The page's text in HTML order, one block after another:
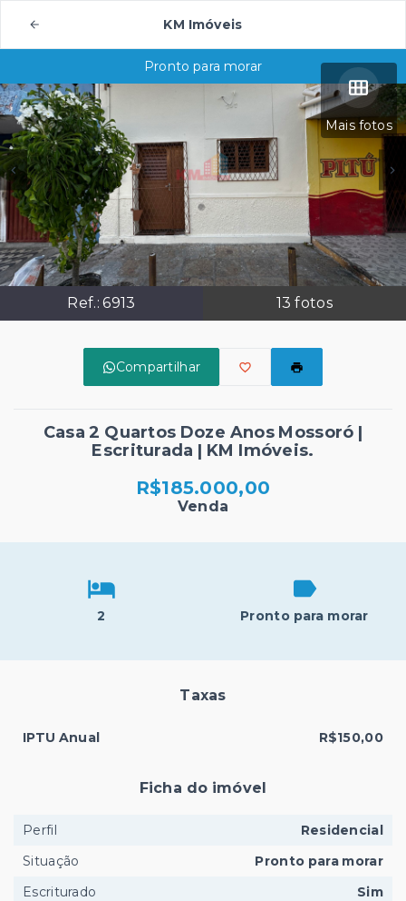
KM Imóveis
Mais fotos
Ref.:6913 13 fotos
Pronto para morar
Compartilhar
Casa 2 Quartos Doze Anos Mossoró |
Escriturada | KM Imóveis.
R$185.000,00
Venda
2 Pronto para morar
Taxas
IPTU Anual R$150,00
Ficha do imóvel
Perfil
Residencial
Situação
Pronto para morar
Escriturado
Sim